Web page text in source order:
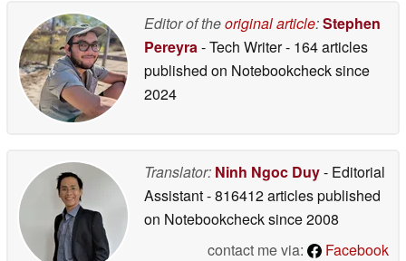
Editor of theoriginal article:Stephen
Pereyra- Tech Writer- 164 articles
published on Notebookchecksince
2024
Translator: Ninh Ngoc Duy- Editorial
Assistant- 816412 articles published
on Notebookchecksince 2008
contact me via:
Facebook